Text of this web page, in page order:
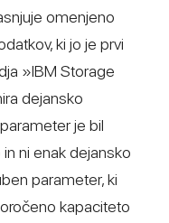
omenjeno
ki jo je prvi
»IBM Storage
dejansko
je bil
ni enak dejansko
parameter, ki
kapaciteto